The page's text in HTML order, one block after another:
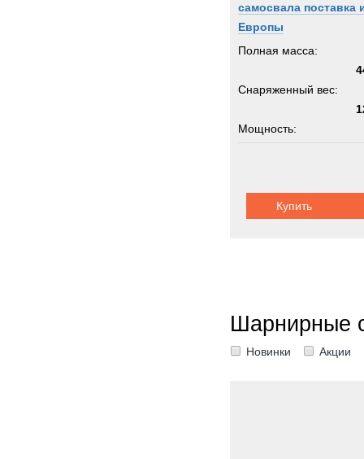
самосвала поставка
Европы
Полная масса:
Снаряженный вес:
Мощность:
Купить
Шарнирные
Новинки Акции